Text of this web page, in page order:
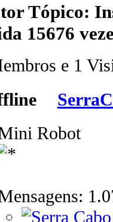
Tópico:
15676
e 1
Robot